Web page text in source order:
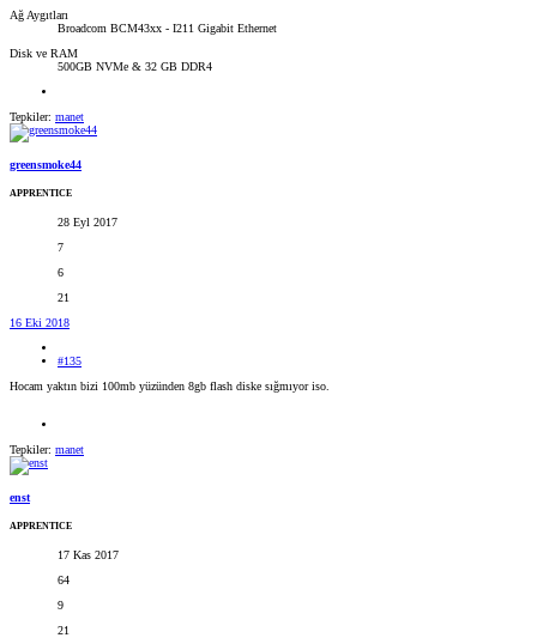
Ağ Aygıtları
Broadcom BCM43xx - I211 Gigabit Ethernet
Disk ve RAM
500GB NVMe & 32 GB DDR4
Tepkiler: manet
greensmoke44
APPRENTICE
28 Eyl 2017
7
6
21
16 Eki 2018
#135
Hocam yaktın bizi 100mb yüzünden 8gb flash diske sığmıyor iso.
Tepkiler: manet
enst
APPRENTICE
17 Kas 2017
64
9
21